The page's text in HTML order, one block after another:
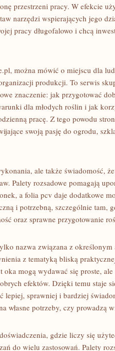
przestrzeni pracy. W efekcie
narzędzi wspierających jego
pracy długofalowo i chcą
można mówić o miejscu dla
produkcji. To serwis
znaczenie: jak przygotować
dla młodych roślin i jak
pracę. Z tego powodu
swoją pasję do ogrodu,
ale także świadomość,
Palety rozsadowe pomagają
a folia pcv daje dodatkowe
i potrzebną, szczególnie tam,
oraz sprawne przygotowanie
nazwa związana z określonym
z tematyką bliską
mogą wydawać się proste,
efektów. Dzięki temu staje
lepiej, sprawniej i bardziej
własne potrzeby, czy prowadzą
gdzie liczy się
do wielu zastosowań. Palety